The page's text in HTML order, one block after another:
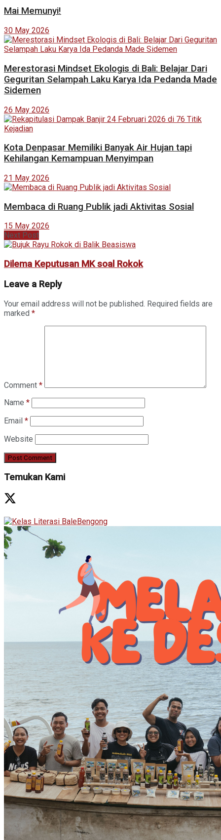
Mai Memunyi!
30 May 2026
Merestorasi Mindset Ekologis di Bali: Belajar Dari
Geguritan Selampah Laku Karya Ida Pedanda Made
Sidemen
26 May 2026
Kota Denpasar Memiliki Banyak Air Hujan tapi
Kehilangan Kemampuan Menyimpan
21 May 2026
Membaca di Ruang Publik jadi Aktivitas Sosial
15 May 2026
Next Post
Dilema Keputusan MK soal Rokok
Leave a Reply
Your email address will not be published. Required fields are
marked *
Comment *
Name *
Email *
Website
Temukan Kami